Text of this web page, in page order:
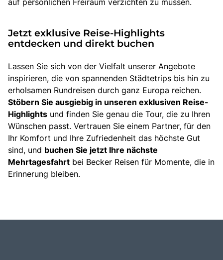
Jetzt exklusive Reise-Highlights
entdecken und direkt buchen
Lassen Sie sich von der Vielfalt unserer Angebote
inspirieren, die von spannenden Städtetrips bis hin zu
erholsamen Rundreisen durch ganz Europa reichen.
Stöbern Sie ausgiebig in unseren exklusiven Reise-
Highlights und finden Sie genau die Tour, die zu Ihren
Wünschen passt. Vertrauen Sie einem Partner, für den
Ihr Komfort und Ihre Zufriedenheit das höchste Gut
sind, und buchen Sie jetzt Ihre nächste
Mehrtagesfahrt bei Becker Reisen für Momente, die in
Erinnerung bleiben.